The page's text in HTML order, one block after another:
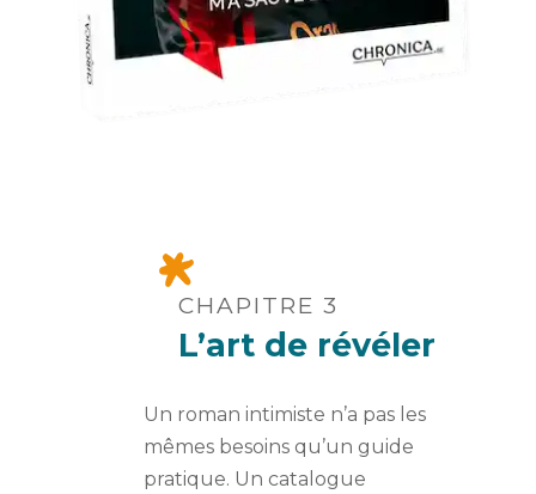
CHAPITRE 3
L’art de révéler
Un roman intimiste n’a pas les
mêmes besoins qu’un guide
pratique. Un catalogue